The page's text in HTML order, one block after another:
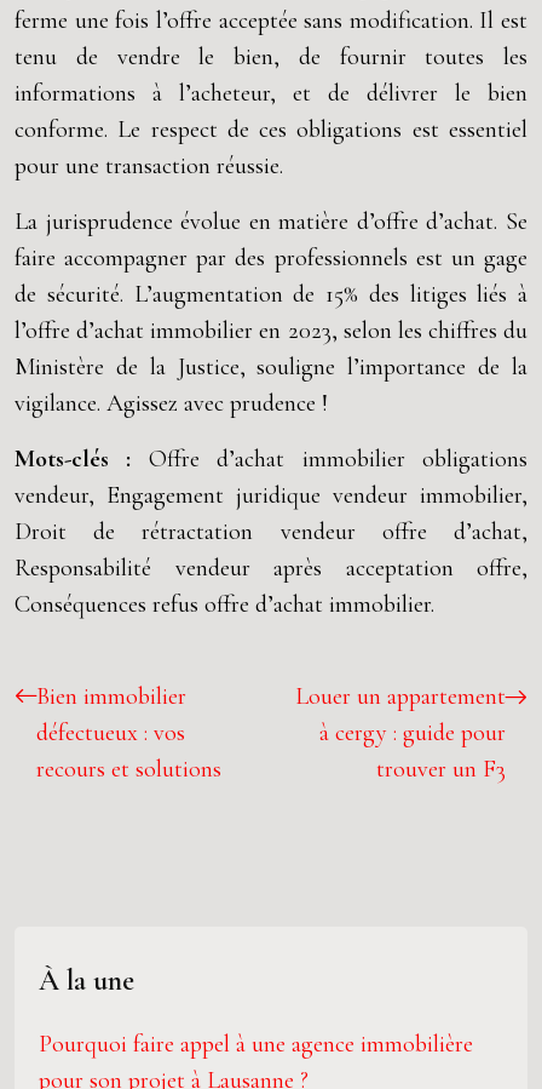
ferme une fois l’offre acceptée sans modification. Il est
tenu de vendre le bien, de fournir toutes les
informations à l’acheteur, et de délivrer le bien
conforme. Le respect de ces obligations est essentiel
pour une transaction réussie.
La jurisprudence évolue en matière d’offre d’achat. Se
faire accompagner par des professionnels est un gage
de sécurité. L’augmentation de 15% des litiges liés à
l’offre d’achat immobilier en 2023, selon les chiffres du
Ministère de la Justice, souligne l’importance de la
vigilance. Agissez avec prudence !
Mots-clés : Offre d’achat immobilier obligations
vendeur, Engagement juridique vendeur immobilier,
Droit de rétractation vendeur offre d’achat,
Responsabilité vendeur après acceptation offre,
Conséquences refus offre d’achat immobilier.
Bien immobilier
défectueux : vos
recours et solutions
Louer un appartement
à cergy : guide pour
trouver un F3
À la une
Pourquoi faire appel à une agence immobilière
pour son projet à Lausanne ?